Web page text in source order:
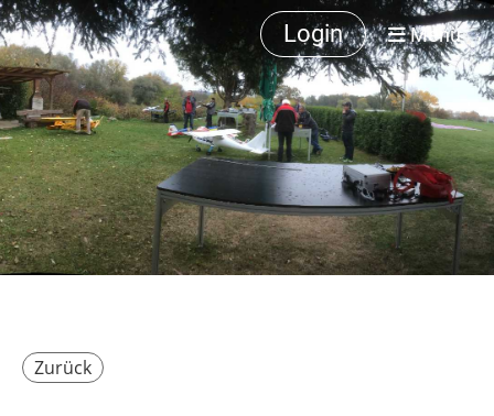
Login Menü
Zurück